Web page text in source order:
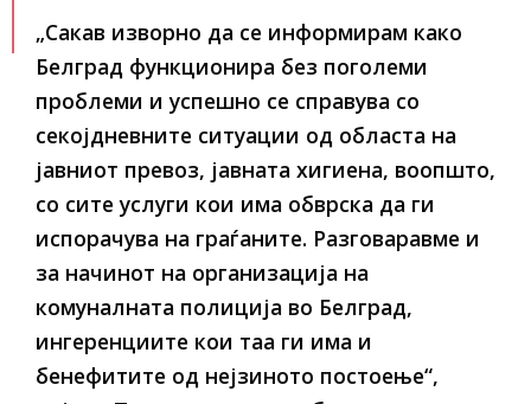
„Сакав изворно да се информирам како
Белград функционира без поголеми
проблеми и успешно се справува со
секојдневните ситуации од областа на
јавниот превоз, јавната хигиена, воопшто,
со сите услуги кои има обврска да ги
испорачува на граѓаните. Разговаравме и
за начинот на организација на
комуналната полиција во Белград,
ингеренциите кои таа ги има и
бенефитите од нејзиното постоење“,